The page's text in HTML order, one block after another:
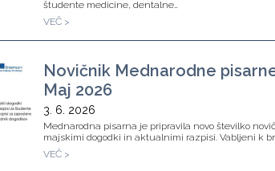
študente medicine, dentalne…
VEČ >
Novičnik Mednarodne
Maj 2026
3. 6. 2026
Mednarodna pisarna je pripravila novo številko
majskimi dogodki in aktualnimi razpisi. Vabljeni k
VEČ >